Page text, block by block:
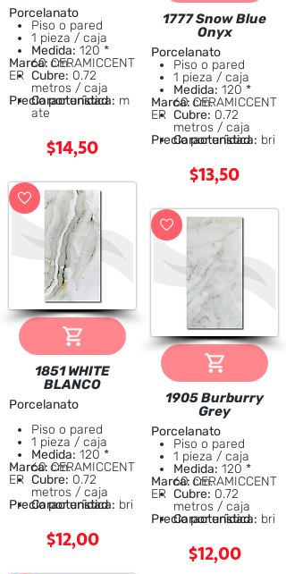
Porcelanato
Piso o pared
1 pieza / caja
Medida: 120 *
60 cm.
Cubre: 0.72
metros / caja
Característica: m
ate
Marca:CERAMICCENT
ER
Precio por unidad
$14,50
1851 WHITE
BLANCO
Porcelanato
Piso o pared
1 pieza / caja
Medida: 120 *
60 cm.
Cubre: 0.72
metros / caja
Característica: bri
Marca:CERAMICCENT
ER
Precio por unidad
$12,00
1777 Snow Blue
Onyx
Porcelanato
Piso o pared
1 pieza / caja
Medida: 120 *
60 cm.
Cubre: 0.72
metros / caja
Característica: bri
Marca:CERAMICCENT
ER
Precio por unidad
$13,50
1905 Burburry
Grey
Porcelanato
Piso o pared
1 pieza / caja
Medida: 120 *
60 cm.
Cubre: 0.72
metros / caja
Característica: bri
Marca:CERAMICCENT
ER
Precio por unidad
$12,00